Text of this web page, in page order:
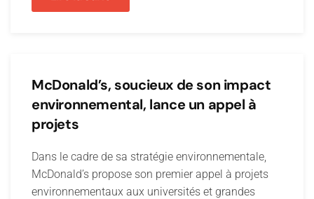
McDonald’s, soucieux de son impact
environnemental, lance un appel à
projets
Dans le cadre de sa stratégie environnementale,
McDonald’s propose son premier appel à projets
environnementaux aux universités et grandes